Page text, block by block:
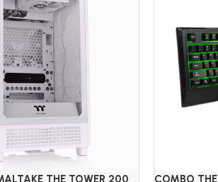
THE TOWER 200
COMBO